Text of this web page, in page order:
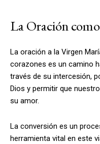
La Oración
La oración a la Virgen
corazones es un camino
través de su intercesión,
Dios y permitir que
su amor.
La conversión es un
herramienta vital en este